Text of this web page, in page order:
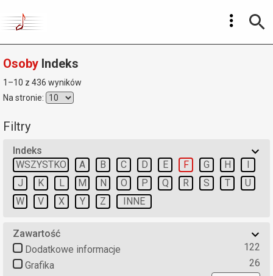
Osoby Indeks
1–10 z 436 wyników
Na stronie:
Filtry
Indeks
WSZYSTKO
A B C D E F G H
I
J
K L M N O P Q R S T
U
W
V X Y Z INNE
Zawartość
Dodatkowe informacje
122
Grafika
26